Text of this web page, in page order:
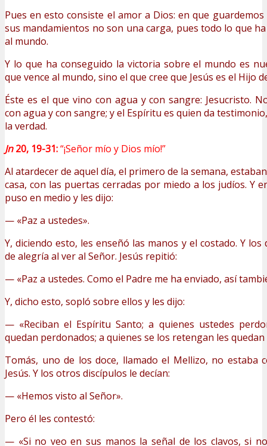
Pues en esto consiste el amor a Dios: en que guardemos
sus mandamientos no son una carga, pues todo lo que
al mundo.
Y lo que ha conseguido la victoria sobre el mundo es
que vence al mundo, sino el que cree que Jesús es el Hijo
Éste es el que vino con agua y con sangre: Jesucristo.
con agua y con sangre; y el Espíritu es quien da
la verdad.
Jn20, 19-31:“¡Señor mío y Dios mío!”
Al atardecer de aquel día, el primero de la semana,
casa, con las puertas cerradas por miedo a los judíos. Y
puso en medio y les dijo:
— «Paz a ustedes».
Y, diciendo esto, les enseñó las manos y el costado. Y
de alegría al ver al Señor. Jesús repitió:
— «Paz a ustedes. Como el Padre me ha enviado, así
Y, dicho esto, sopló sobre ellos y les dijo:
— «Reciban el Espíritu Santo; a quienes ustedes
quedan perdonados; a quienes se los retengan les
Tomás, uno de los doce, llamado el Mellizo, no estaba
Jesús. Y los otros discípulos le decían:
— «Hemos visto al Señor».
Pero él les contestó:
— «Si no veo en sus manos la señal de los clavos, si